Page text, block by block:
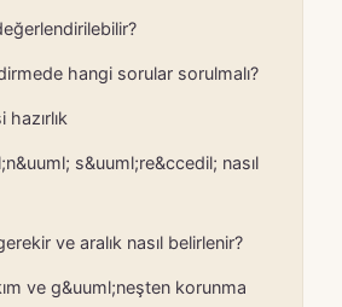
hangi sorular sorulmalı?
s&uuml;re&ccedil; nasıl
ve aralık nasıl belirlenir?
ve g&uuml;neşten korunma